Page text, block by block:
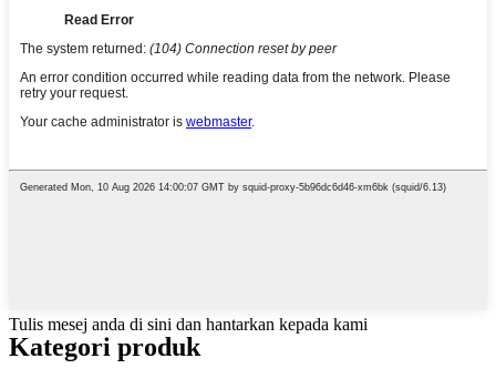
Tulis mesej anda di sini dan hantarkan kepada kami
Kategori produk